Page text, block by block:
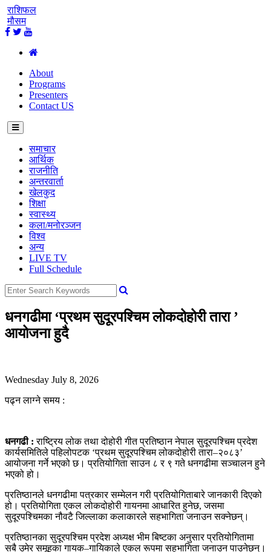
राशिफल
मौसम
About
Programs
Presenters
Contact US
समाचार
आर्थिक
राजनीति
अन्तरवार्ता
खेलकुद
शिक्षा
स्वास्थ्य
कला/मनोरञ्जन
विश्व
अन्य
LIVE TV
Full Schedule
धनगढीमा ‘प्रथम सुदूरपश्चिम लोकदोहोरी तारा ’
आयोजना हुदै
Wednesday July 8, 2026
पढ्न लाग्ने समय :
धनगढी : राष्ट्रिय लोक तथा दोहोरी गीत प्रतिष्ठान नेपाल सुदूरपश्चिम प्रदेश
कार्यसमितिले पहिलोपटक ‘प्रथम सुदूरपश्चिम लोकदोहोरी तारा–२०८३’
आयोजना गर्ने भएको छ। प्रतियोगिता साउन ८ र ९ गते धनगढीमा सञ्चालन हुने
भएको हो।
प्रतिष्ठानले धनगढीमा पत्रकार सम्मेलन गरी प्रतियोगिताबारे जानकारी दिएको
हो। प्रतियोगिता एकल लोकदोहोरी गायनमा आधारित हुनेछ, जसमा
सुदूरपश्चिमका नौवटै जिल्लाका कलाकारले सहभागिता जनाउन सक्नेछन्।
प्रतिष्ठानका सुदूरपश्चिम प्रदेश अध्यक्ष भीम बिष्टका अनुसार प्रतियोगितामा
सबै उमेर समूहका गायक–गायिकाले एकल रूपमा सहभागिता जनाउन पाउनेछन्।